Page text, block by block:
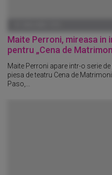
Maite Perroni, mireasa in
pentru „Cena de
Maite Perroni apare intr-o serie
piesa de teatru Cena de
Paso,...